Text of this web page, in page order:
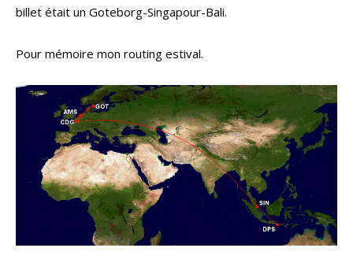
billet était un Goteborg-Singapour-Bali.
Pour mémoire mon routing estival.